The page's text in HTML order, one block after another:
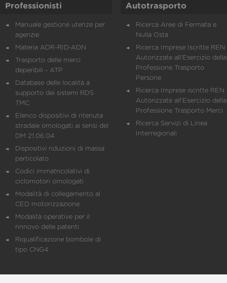
Professionisti
Manuale gestione utenze per
agenzie
Materia ADR-RID-ADN
Trasporto delle merci
deperibili - ATP
Database delle località a
supporto dei sistemi RDS
TMC
Elenco dispositivi di ritenuta
stradale omologati ai sensi del
DM 21.06.04
Dispositivi riduzioni di massa
particolato
Codici immatricolativi di
ciclomotori omologati
Modalità di collegamento al
CED motorizzazione
Modalità operative per il
rinnovo delle patenti
Riqualificazione bombole di
tipo CNG4
Autotrasporto
Ricerca Aree di Fermata e
Nulla Osta
Ricerca Imprese Iscritte REN
Autorizzate all'Esercizio della
Professione Trasporto
Persone
Ricerca Imprese iscritte REN
Autorizzate all'Esercizio della
Professione Trasporto Merci
Ricerca Servizi di Linea
Interregionali